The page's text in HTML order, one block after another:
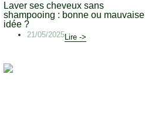
Laver ses cheveux sans
shampooing : bonne ou mauvaise
idée ?
21/05/2025Lire ->